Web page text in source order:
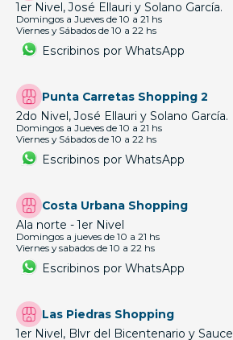
1er Nivel, José Ellauri y Solano García.
Domingos a Jueves de 10 a 21 hs
Viernes y Sábados de 10 a 22 hs
Escribinos por WhatsApp
Punta Carretas Shopping 2
2do Nivel, José Ellauri y Solano García.
Domingos a Jueves de 10 a 21 hs
Viernes y Sábados de 10 a 22 hs
Escribinos por WhatsApp
Costa Urbana Shopping
Ala norte - 1er Nivel
Domingos a jueves de 10 a 21 hs
Viernes y sabados de 10 a 22 hs
Escribinos por WhatsApp
Las Piedras Shopping
1er Nivel, Blvr del Bicentenario y Sauce